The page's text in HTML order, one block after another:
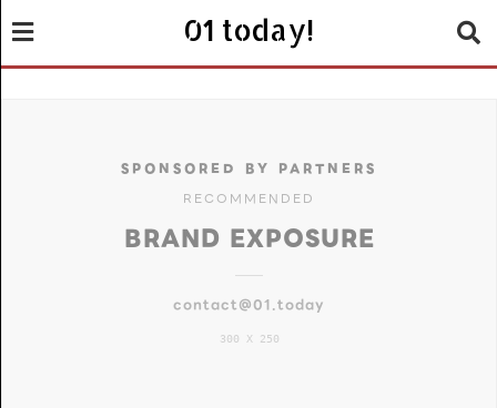
01 today!
SPONSORED BY PARTNERS
RECOMMENDED
BRAND EXPOSURE
contact@01.today
300 X 250